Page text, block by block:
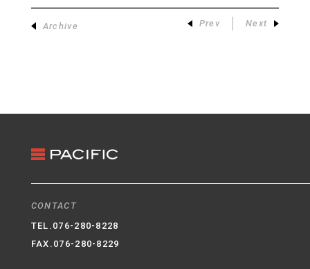
Archive Prev Next
CONTACT
TEL. 076-280-8228
FAX.076-280-8229